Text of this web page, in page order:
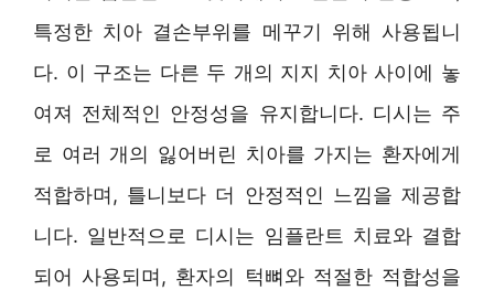
특정한 치아 결손부위를 메꾸기 위해 사용됩니
다. 이 구조는 다른 두 개의 지지 치아 사이에 놓
여져 전체적인 안정성을 유지합니다. 디시는 주
로 여러 개의 잃어버린 치아를 가지는 환자에게
적합하며, 틀니보다 더 안정적인 느낌을 제공합
니다. 일반적으로 디시는 임플란트 치료와 결합
되어 사용되며, 환자의 턱뼈와 적절한 적합성을